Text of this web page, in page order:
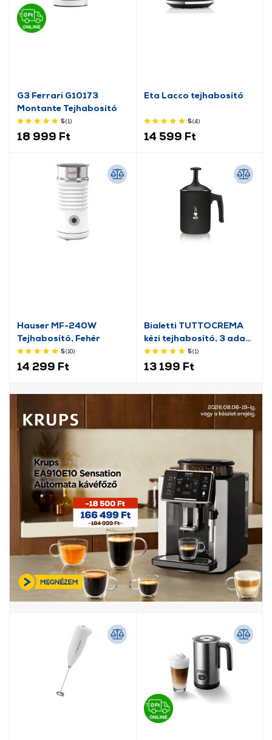
G3 Ferrari G10173
Montante Tejhabosító
5(1)
18 999 Ft
Eta Lacco tejhabosító
5(4)
14 599 Ft
Hauser MF-240W
Tejhabosító, Fehér
5(10)
14 299 Ft
Bialetti TUTTOCREMA
kézi tejhabosító, 3 adag
(AGR394) 5(1)
13 199 Ft